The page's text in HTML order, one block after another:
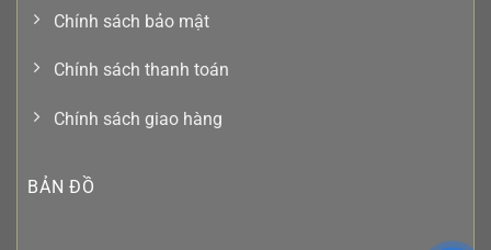
Chính sách bảo mật
Chính sách thanh toán
Chính sách giao hàng
BẢN ĐỒ